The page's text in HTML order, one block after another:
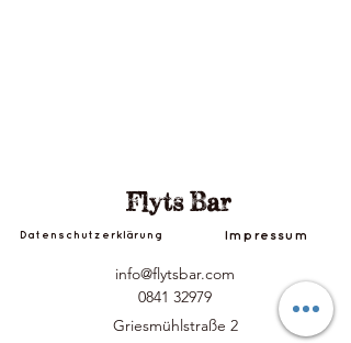
Flyts Bar
Datenschutzerklärung Impressum
info@flytsbar.com
0841 32979
Griesmühlstraße 2